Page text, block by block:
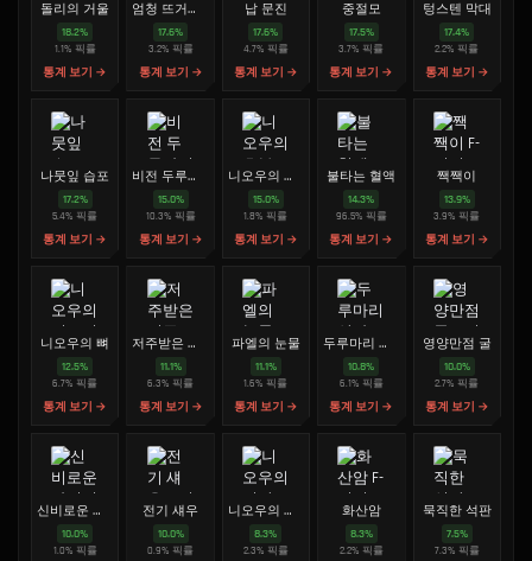
돌리의 거울
18.2%
1.1% 픽률
통계 보기 →
엄청 뜨거운 코코아
17.6%
3.2% 픽률
통계 보기 →
납 문진
17.6%
4.7% 픽률
통계 보기 →
중절모
17.5%
3.7%픽률
통계 보기 →
텅스텐 막대
17.4%
2.2%픽률
통계 보기 →
나뭇잎 습포
17.2%
5.4%픽률
통계 보기 →
비전 두루마리
15.0%
10.3% 픽률
통계 보기 →
니오우의 호부
15.0%
1.8%픽률
통계 보기 →
불타는 혈액
14.3%
96.5% 픽률
통계 보기 →
짹짹이
13.9%
3.9%픽률
통계 보기 →
니오우의 뼈
12.5%
6.7%픽률
통계 보기 →
저주받은 진주
11.1%
6.3%픽률
통계 보기 →
파엘의 눈물
11.1%
1.6%픽률
통계 보기 →
두루마리 상자
10.8%
6.1% 픽률
통계 보기 →
영양만점 굴
10.0%
2.7%픽률
통계 보기 →
신비로운 라이터
10.0%
1.0% 픽률
전기 섀우
10.0%
0.9%픽률
니오우의 비탄
8.3%
2.3% 픽률
화산암
8.3%
2.2% 픽률
묵직한 석판
7.5%
7.3% 픽률